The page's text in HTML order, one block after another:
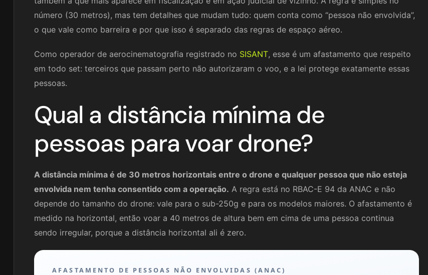
número (30 metros), mas tem detalhes que mudam tudo: quem conta como “pessoa não envolvida”,
o que vale como barreira e por que isso é separado das regras de espaço aéreo.
Como operador de aerocinematografia registrado no SISANT, esse é um afastamento que respeito
em todo set: terceiros que passam perto não autorizaram o voo, e a lei protege exatamente essas
pessoas.
Qual a distância mínima de
pessoas para voar drone?
A distância mínima é de 30 metros horizontais entre o drone e qualquer pessoa que não esteja
envolvida nem tenha consentido com a operação. A regra está no RBAC-E 94 da ANAC e não
depende do tamanho do drone: vale para o sub-250g e para os modelos maiores. O afastamento é
medido na horizontal, então voar a 40 metros de altura bem em cima de uma pessoa continua
sendo irregular, porque a distância horizontal ali é zero.
AFASTAMENTO DE PESSOAS NÃO ENVOLVIDAS (ANAC)